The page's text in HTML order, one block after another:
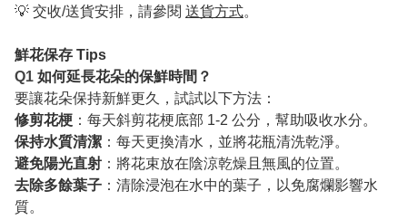
💡 交收/送貨安排，請參閱 送貨方式。
鮮花保存 Tips
Q1 如何延長花朵的保鮮時間？
要讓花朵保持新鮮更久，試試以下方法：
修剪花梗 ：每天斜剪花梗底部 1-2 公分，幫助吸收水分。
保持水質清潔 ：每天更換清水，並將花瓶清洗乾淨。
避免陽光直射 ：將花束放在陰涼乾燥且無風的位置。
去除多餘葉子 ：清除浸泡在水中的葉子，以免腐爛影響水
質。